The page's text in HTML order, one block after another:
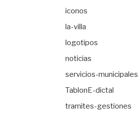
iconos
la-villa
logotipos
noticias
servicios-municipales
TablonE-dictal
tramites-gestiones